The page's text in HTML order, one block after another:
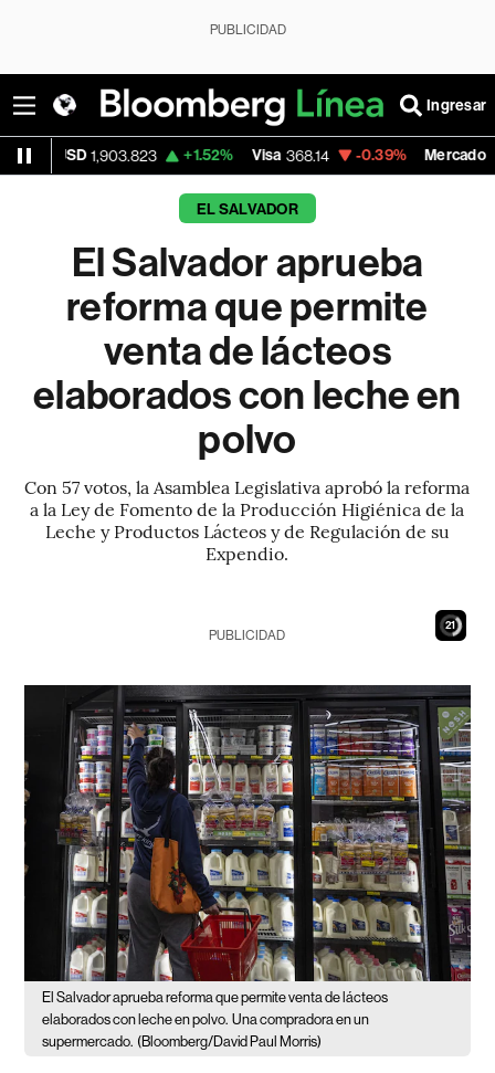
PUBLICIDAD
Ingresar
1,903.823 +1.52% Visa 368.14 -0.39% MercadoLibre 1,916.71
EL SALVADOR
El Salvador aprueba
reforma que permite
venta de lácteos
elaborados con leche en
polvo
Con 57 votos, la Asamblea Legislativa aprobó la reforma
a la Ley de Fomento de la Producción Higiénica de la
Leche y Productos Lácteos y de Regulación de su
Expendio.
19
PUBLICIDAD
El Salvador aprueba reforma que permite venta de lácteos
elaborados con leche en polvo. Una compradora en un
supermercado. (Bloomberg/David Paul Morris)